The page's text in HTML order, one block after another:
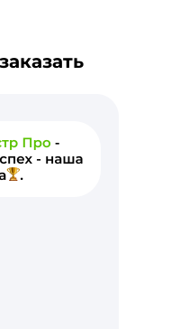
заказать